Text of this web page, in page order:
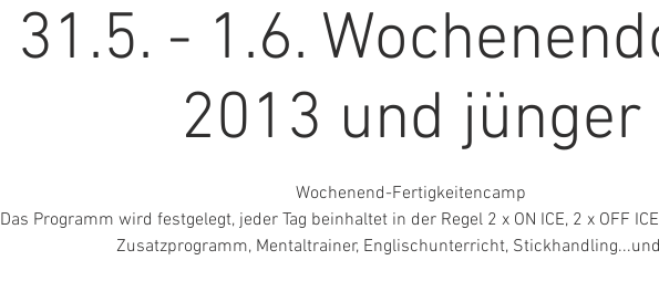
31.5. - 1.6.
2013 und jünger
Wochenend-Fertigkeitencamp
Das Programm wird festgelegt, jeder Tag beinhaltet in der Regel 2 x ON ICE, 2 x OFF
Zusatzprogramm, Mentaltrainer, Englischunterricht,